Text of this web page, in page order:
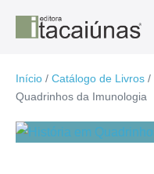
conteúdo
Início / Catálogo de Livros /
Quadrinhos da Imunologia